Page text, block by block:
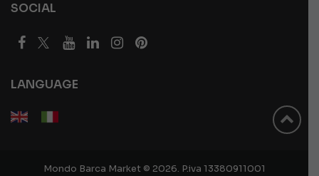
SOCIAL
LANGUAGE
Mondo Barca Market © 2026. P.iva 13380911001